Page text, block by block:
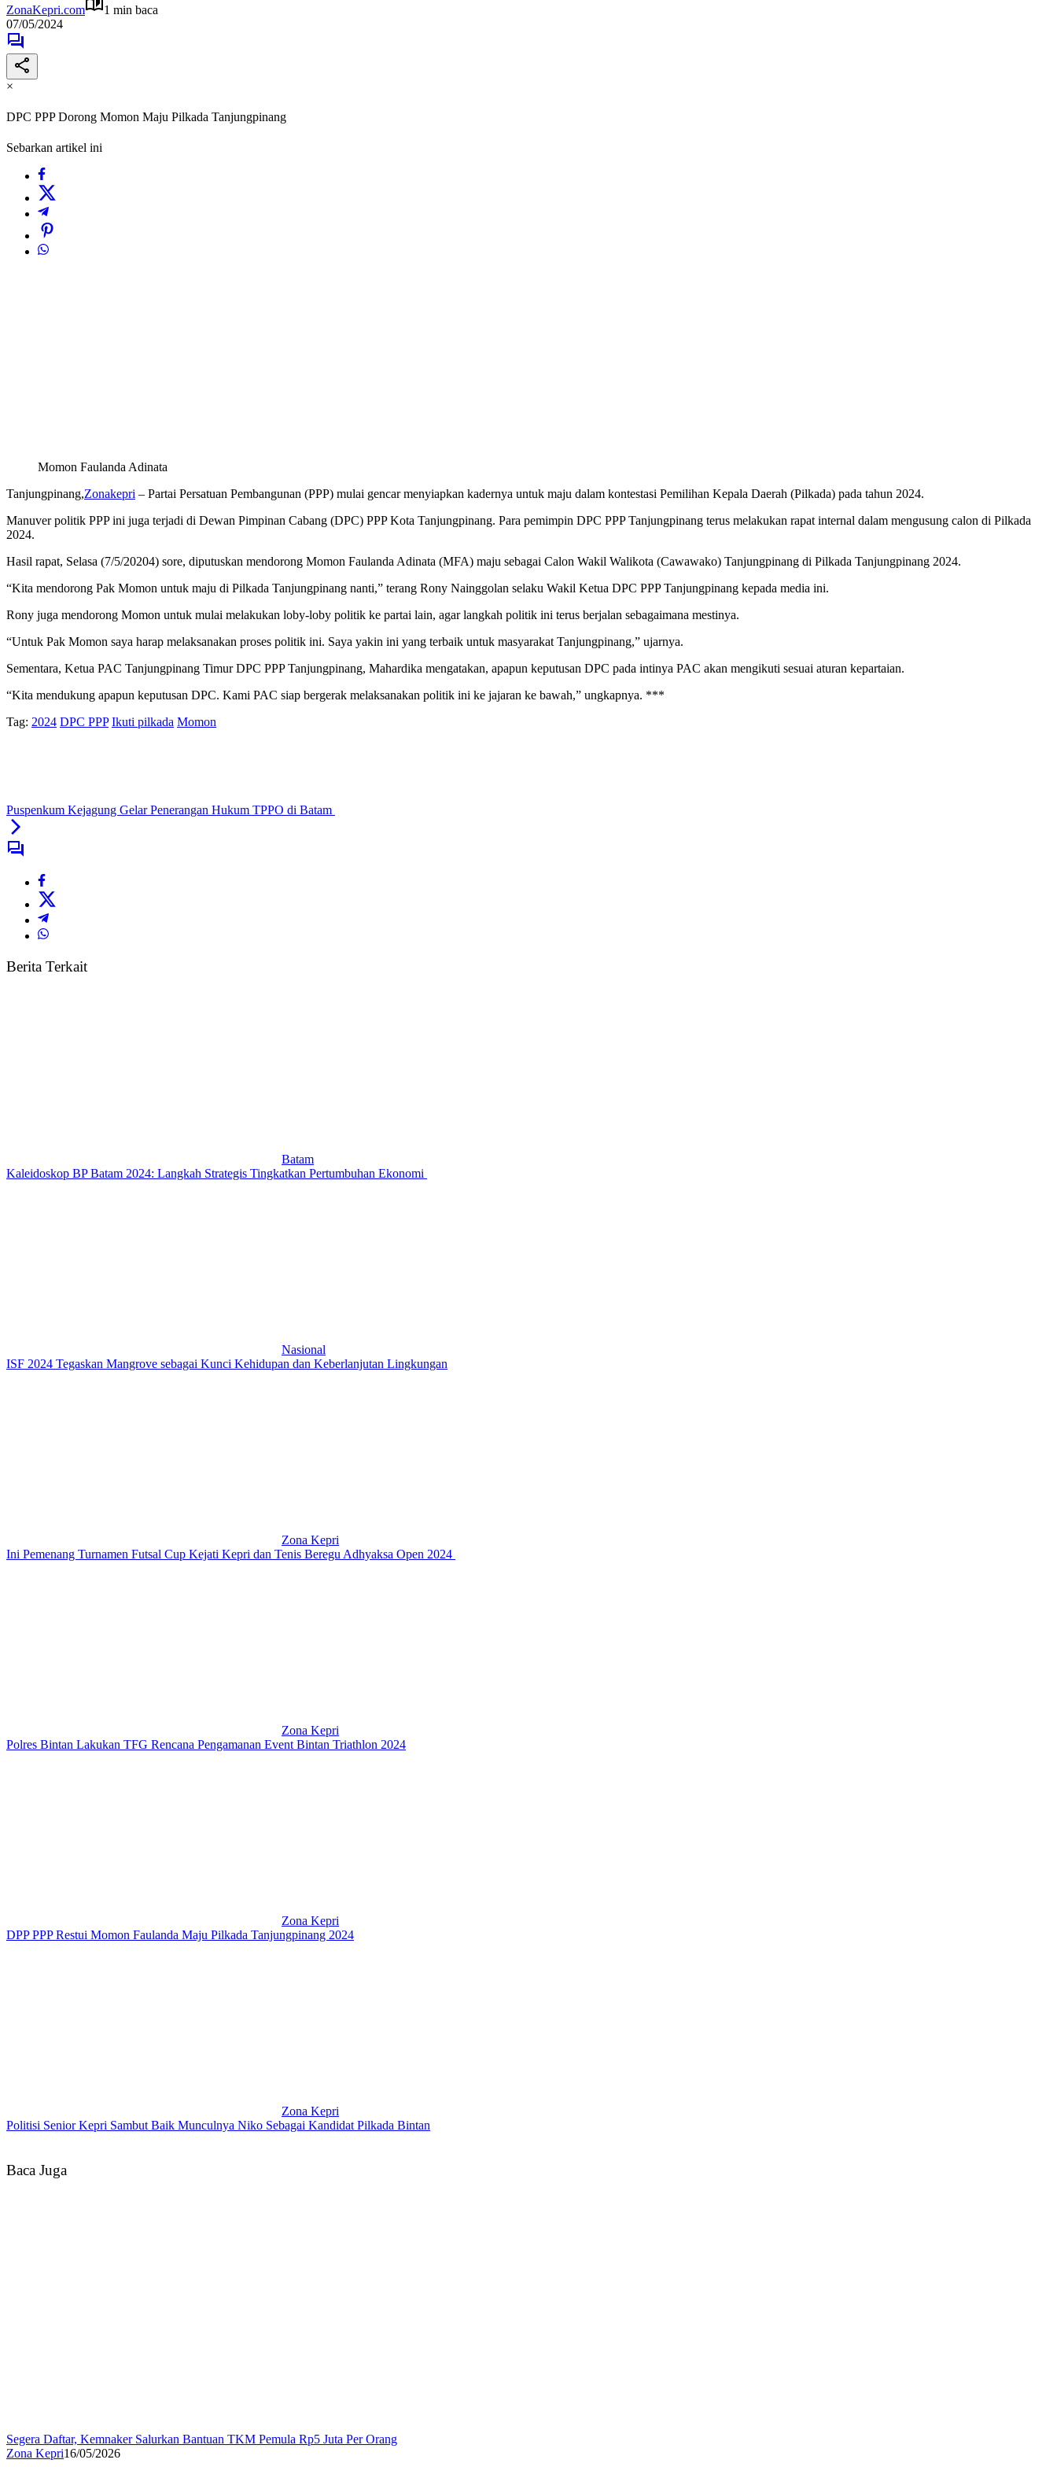
ZonaKepri.com
1 min baca
07/05/2024
×
DPC PPP Dorong Momon Maju Pilkada Tanjungpinang
Sebarkan artikel ini
Momon Faulanda Adinata
Tanjungpinang,Zonakepri – Partai Persatuan Pembangunan (PPP) mulai gencar menyiapkan kadernya untuk maju dalam kontestasi Pemilihan Kepala Daerah (Pilkada) pada tahun 2024.
Manuver politik PPP ini juga terjadi di Dewan Pimpinan Cabang (DPC) PPP Kota Tanjungpinang. Para pemimpin DPC PPP Tanjungpinang terus melakukan rapat internal dalam mengusung calon di Pilkada
2024.
Hasil rapat, Selasa (7/5/20204) sore, diputuskan mendorong Momon Faulanda Adinata (MFA) maju sebagai Calon Wakil Walikota (Cawawako) Tanjungpinang di Pilkada Tanjungpinang 2024.
“Kita mendorong Pak Momon untuk maju di Pilkada Tanjungpinang nanti,” terang Rony Nainggolan selaku Wakil Ketua DPC PPP Tanjungpinang kepada media ini.
Rony juga mendorong Momon untuk mulai melakukan loby-loby politik ke partai lain, agar langkah politik ini terus berjalan sebagaimana mestinya.
“Untuk Pak Momon saya harap melaksanakan proses politik ini. Saya yakin ini yang terbaik untuk masyarakat Tanjungpinang,” ujarnya.
Sementara, Ketua PAC Tanjungpinang Timur DPC PPP Tanjungpinang, Mahardika mengatakan, apapun keputusan DPC pada intinya PAC akan mengikuti sesuai aturan kepartaian.
“Kita mendukung apapun keputusan DPC. Kami PAC siap bergerak melaksanakan politik ini ke jajaran ke bawah,” ungkapnya. ***
Tag: 2024 DPC PPP Ikuti pilkada Momon
Puspenkum Kejagung Gelar Penerangan Hukum TPPO di Batam
Berita Terkait
Batam
Kaleidoskop BP Batam 2024: Langkah Strategis Tingkatkan Pertumbuhan Ekonomi
Nasional
ISF 2024 Tegaskan Mangrove sebagai Kunci Kehidupan dan Keberlanjutan Lingkungan
Zona Kepri
Ini Pemenang Turnamen Futsal Cup Kejati Kepri dan Tenis Beregu Adhyaksa Open 2024
Zona Kepri
Polres Bintan Lakukan TFG Rencana Pengamanan Event Bintan Triathlon 2024
Zona Kepri
DPP PPP Restui Momon Faulanda Maju Pilkada Tanjungpinang 2024
Zona Kepri
Politisi Senior Kepri Sambut Baik Munculnya Niko Sebagai Kandidat Pilkada Bintan
Baca Juga
Segera Daftar, Kemnaker Salurkan Bantuan TKM Pemula Rp5 Juta Per Orang
Zona Kepri16/05/2026